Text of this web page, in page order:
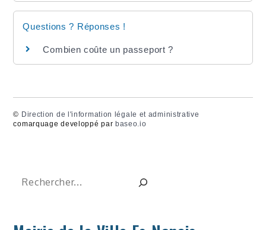
Questions ? Réponses !
Combien coûte un passeport ?
© Direction de l'information légale et administrative
comarquage developpé par baseo.io
Rechercher